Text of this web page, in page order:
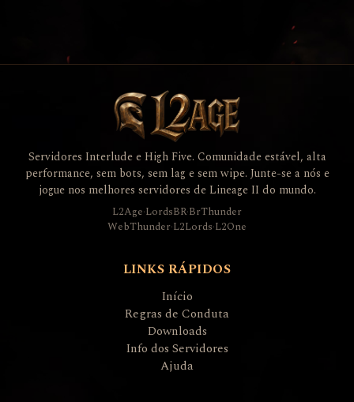
Servidores Interlude e High Five. Comunidade estável, alta
performance, sem bots, sem lag e sem wipe. Junte-se a nós e
jogue nos melhores servidores de Lineage II do mundo.
L2Age·LordsBR·BrThunder
WebThunder·L2Lords·L2One
LINKS RÁPIDOS
Início
Regras de Conduta
Downloads
Info dos Servidores
Ajuda